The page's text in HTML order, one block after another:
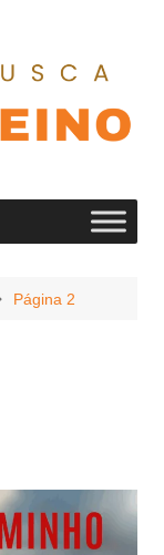
Página 2